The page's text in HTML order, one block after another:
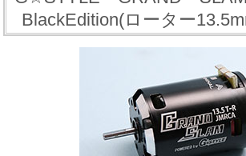
BlackEdition(ローター